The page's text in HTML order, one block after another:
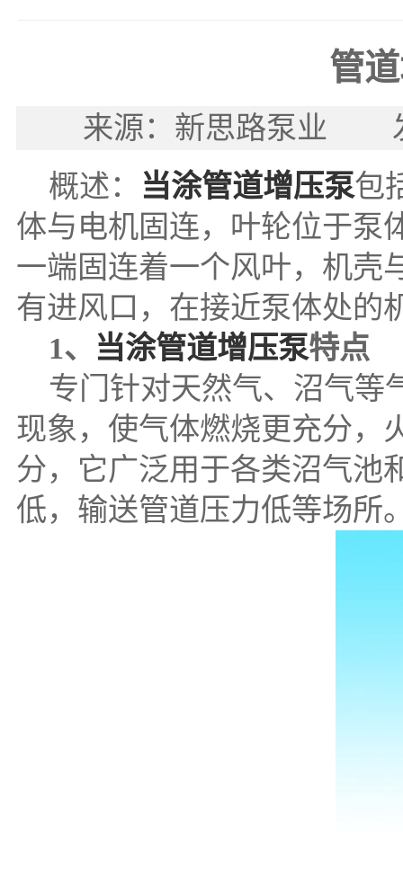
管
来源：新思路泵业
概述：
当涂管道增压泵包
体与电机固连，叶轮位于泵
一端固连着一个风叶，机壳
有进风口，在接近泵体处的
1、
当涂管道增压泵特点
专门针对天然气、沼气等
现象，使气体燃烧更充分，
分，它广泛用于各类沼气
低，输送管道压力低等场所